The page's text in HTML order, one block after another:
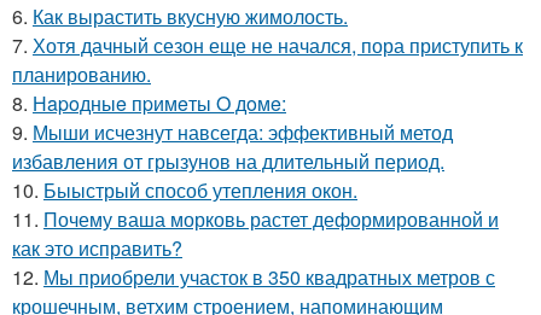
6. Как вырастить вкусную жимолость.
7. Хотя дачный сезон еще не начался, пора приступить к
планированию.
8. Нapoдныe пpимeты O дoмe:
9. Мыши исчезнут навсегда: эффективный метод
избавления от грызунов на длительный период.
10. Быыстрый способ утепления окон.
11. Почему ваша морковь растет деформированной и
как это исправить?
12. Мы приобрели участок в 350 квадратных метров с
крошечным, ветхим строением, напоминающим